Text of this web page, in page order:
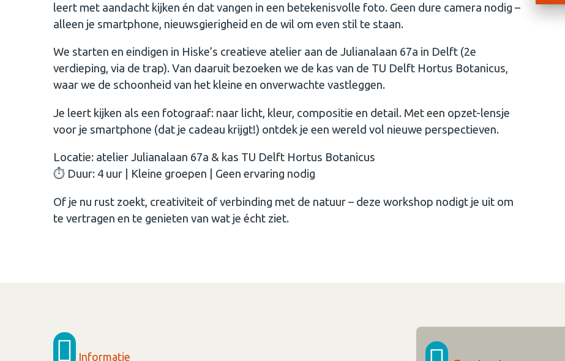
leert met aandacht kijken én dat vangen in een betekenisvolle foto. Geen dure camera nodig –
alleen je smartphone, nieuwsgierigheid en de wil om even stil te staan.
We starten en eindigen in Hiske’s creatieve atelier aan de Julianalaan 67a in Delft (2e
verdieping, via de trap). Van daaruit bezoeken we de kas van de TU Delft Hortus Botanicus,
waar we de schoonheid van het kleine en onverwachte vastleggen.
Je leert kijken als een fotograaf: naar licht, kleur, compositie en detail. Met een opzet-lensje
voor je smartphone (dat je cadeau krijgt!) ontdek je een wereld vol nieuwe perspectieven.
Locatie: atelier Julianalaan 67a & kas TU Delft Hortus Botanicus
⏱️ Duur: 4 uur | Kleine groepen | Geen ervaring nodig
Of je nu rust zoekt, creativiteit of verbinding met de natuur – deze workshop nodigt je uit om
te vertragen en te genieten van wat je écht ziet.
Informatie